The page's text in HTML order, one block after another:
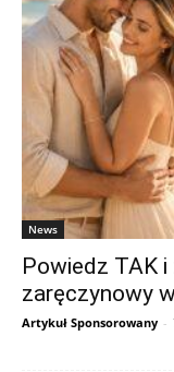
News
Powiedz TAK
zaręczynowy
Artykuł Sponsorowany -